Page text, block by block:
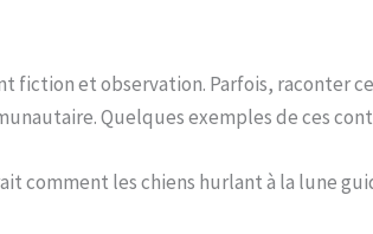
et observation. Parfois, raconter
Quelques exemples de ces
comment les chiens hurlant à la lune